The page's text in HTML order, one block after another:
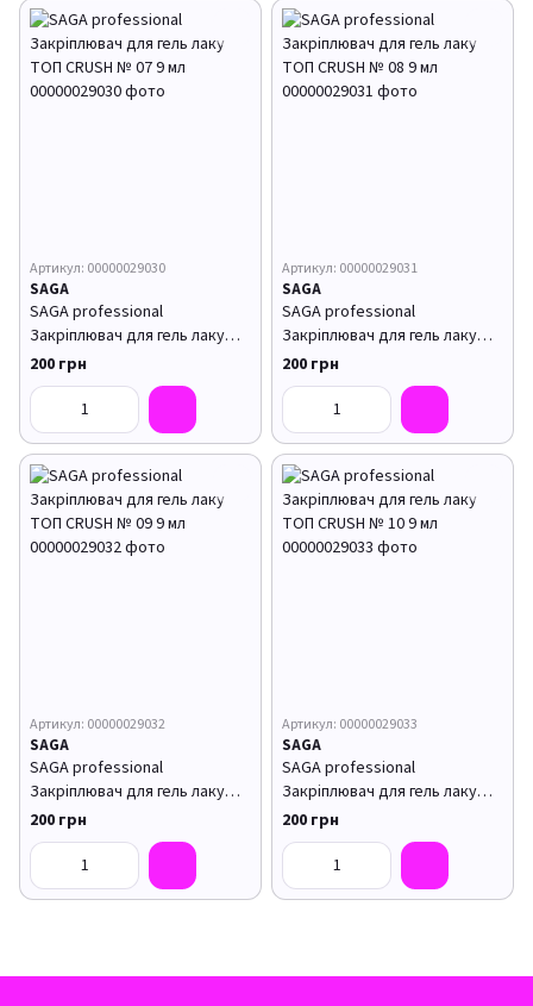
Артикул: 00000029030
SAGA
SAGA professional
Закріплювач для гель лаку
ТОП CRUSH № 07 9 мл
200 грн
Артикул: 00000029031
SAGA
SAGA professional
Закріплювач для гель лаку
ТОП CRUSH № 08 9 мл
200 грн
Артикул: 00000029032
SAGA
SAGA professional
Закріплювач для гель лаку
ТОП CRUSH № 09 9 мл
200 грн
Артикул: 00000029033
SAGA
SAGA professional
Закріплювач для гель лаку
ТОП CRUSH № 10 9 мл
200 грн